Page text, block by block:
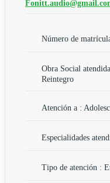
Número de
Obra Social
Reintegro
Atención a :
Especialidades
Tipo de atención :